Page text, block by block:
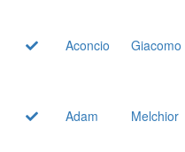
Aconcio Giacomo
Adam Melchior